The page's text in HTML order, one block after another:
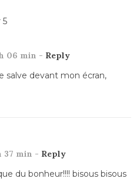
5
06 min - Reply
salve devant mon écran,
37 min - Reply
du bonheur!!!! bisous bisous